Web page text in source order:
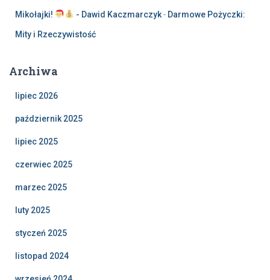
Mikołajki! - Dawid Kaczmarczyk- Darmowe Pożyczki:
Mity i Rzeczywistość
Archiwa
lipiec 2026
październik 2025
lipiec 2025
czerwiec 2025
marzec 2025
luty 2025
styczeń 2025
listopad 2024